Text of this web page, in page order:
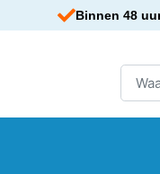
Binnen 48